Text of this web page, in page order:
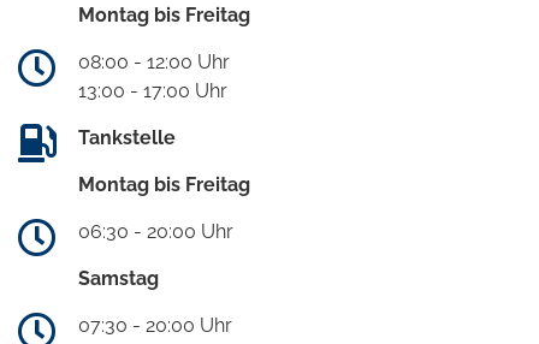
Montag bis Freitag
08:00 - 12:00 Uhr
13:00 - 17:00 Uhr
Tankstelle
Montag bis Freitag
06:30 - 20:00 Uhr
Samstag
07:30 - 20:00 Uhr